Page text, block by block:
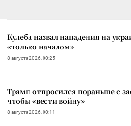
Кулеба назвал нападения на
«только началом»
8 августа 2026, 00:25
Трамп отпросился пораньше с
чтобы «вести войну»
8 августа 2026, 00:11